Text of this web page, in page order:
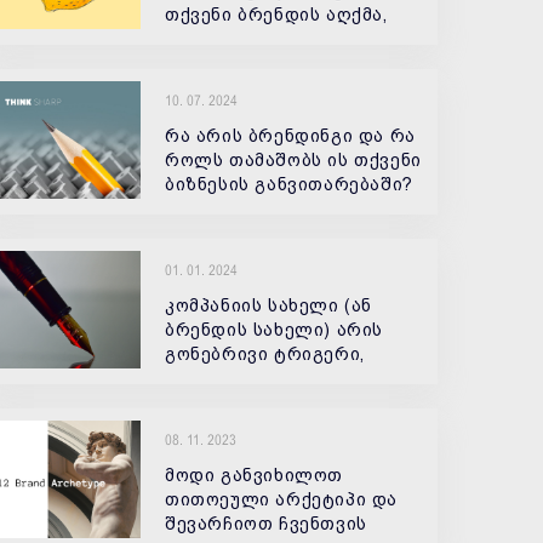
თქვენი ბრენდის აღქმა,
10. 07. 2024
რა არის ბრენდინგი და რა
როლს თამაშობს ის თქვენი
ბიზნესის განვითარებაში?
01. 01. 2024
კომპანიის სახელი (ან
ბრენდის სახელი) არის
გონებრივი ტრიგერი,
08. 11. 2023
მოდი განვიხილოთ
თითოეული არქეტიპი და
შევარჩიოთ ჩვენთვის